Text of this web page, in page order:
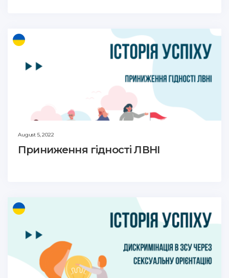
August 5, 2022
Приниження гідності ЛВНІ